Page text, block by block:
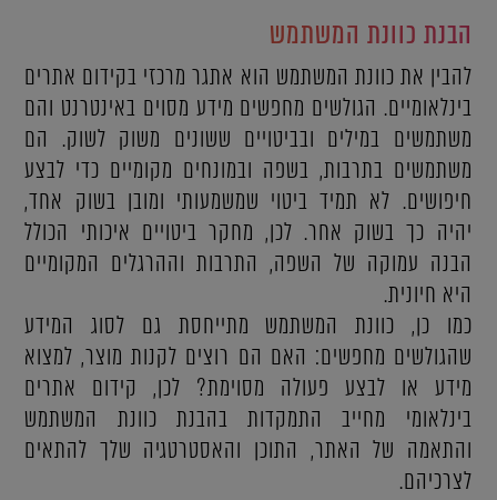
הבנת כוונת המשתמש
להבין את כוונת המשתמש הוא אתגר מרכזי בקידום אתרים
בינלאומיים. הגולשים מחפשים מידע מסוים באינטרנט והם
משתמשים במילים ובביטויים ששונים משוק לשוק. הם
משתמשים בתרבות, בשפה ובמונחים מקומיים כדי לבצע
חיפושים. לא תמיד ביטוי שמשמעותי ומובן בשוק אחד,
יהיה כך בשוק אחר. לכן, מחקר ביטויים איכותי הכולל
הבנה עמוקה של השפה, התרבות וההרגלים המקומיים
היא חיונית.
כמו כן, כוונת המשתמש מתייחסת גם לסוג המידע
שהגולשים מחפשים: האם הם רוצים לקנות מוצר, למצוא
מידע או לבצע פעולה מסוימת? לכן, קידום אתרים
בינלאומי מחייב התמקדות בהבנת כוונת המשתמש
והתאמה של האתר, התוכן והאסטרטגיה שלך להתאים
לצרכיהם.